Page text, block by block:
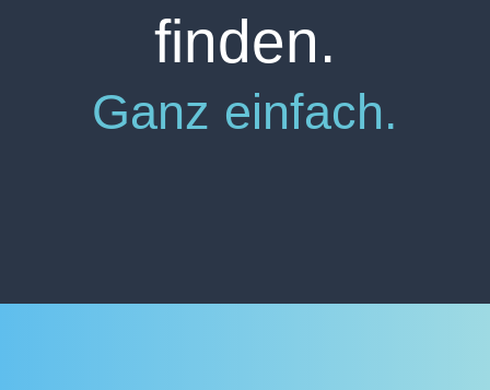
finden.
Ganz einfach.